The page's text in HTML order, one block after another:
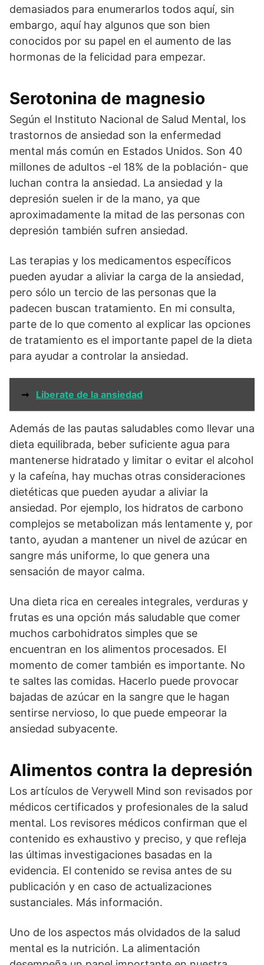
demasiados para enumerarlos todos aquí, sin
embargo, aquí hay algunos que son bien
conocidos por su papel en el aumento de las
hormonas de la felicidad para empezar.
Serotonina de magnesio
Según el Instituto Nacional de Salud Mental, los
trastornos de ansiedad son la enfermedad
mental más común en Estados Unidos. Son 40
millones de adultos -el 18% de la población- que
luchan contra la ansiedad. La ansiedad y la
depresión suelen ir de la mano, ya que
aproximadamente la mitad de las personas con
depresión también sufren ansiedad.
Las terapias y los medicamentos específicos
pueden ayudar a aliviar la carga de la ansiedad,
pero sólo un tercio de las personas que la
padecen buscan tratamiento. En mi consulta,
parte de lo que comento al explicar las opciones
de tratamiento es el importante papel de la dieta
para ayudar a controlar la ansiedad.
➞ Liberate de la ansiedad
Además de las pautas saludables como llevar una
dieta equilibrada, beber suficiente agua para
mantenerse hidratado y limitar o evitar el alcohol
y la cafeína, hay muchas otras consideraciones
dietéticas que pueden ayudar a aliviar la
ansiedad. Por ejemplo, los hidratos de carbono
complejos se metabolizan más lentamente y, por
tanto, ayudan a mantener un nivel de azúcar en
sangre más uniforme, lo que genera una
sensación de mayor calma.
Una dieta rica en cereales integrales, verduras y
frutas es una opción más saludable que comer
muchos carbohidratos simples que se
encuentran en los alimentos procesados. El
momento de comer también es importante. No
te saltes las comidas. Hacerlo puede provocar
bajadas de azúcar en la sangre que le hagan
sentirse nervioso, lo que puede empeorar la
ansiedad subyacente.
Alimentos contra la depresión
Los artículos de Verywell Mind son revisados por
médicos certificados y profesionales de la salud
mental. Los revisores médicos confirman que el
contenido es exhaustivo y preciso, y que refleja
las últimas investigaciones basadas en la
evidencia. El contenido se revisa antes de su
publicación y en caso de actualizaciones
sustanciales. Más información.
Uno de los aspectos más olvidados de la salud
mental es la nutrición. La alimentación